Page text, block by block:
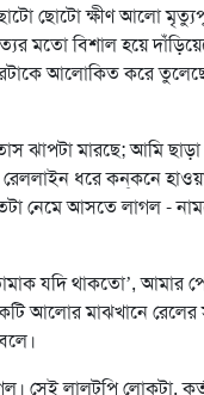
ছোটো ক্ষীণ আলো
মতো বিশাল হয়ে
আলোকিত করে
ঝাপটা মারছে; আমি
রেললাইন ধরে কন্‌কনে
নেমে আসতে লাগল -
যদি থাকতো’, আমার
আলোর মাঝখানে
সেই লালটুপি লোকটা,